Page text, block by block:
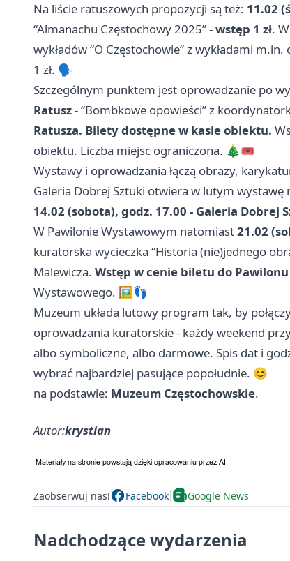
Na liście ratuszowych propozycji są też: 11.02
“Almanachu Częstochowy 2025” -wstęp 1 zł.
wykładów “O Częstochowie” z wykładami
1 zł. 🗣️
Szczególnym punktem jest oprowadzanie po
Ratusz- “Bombkowe opowieści” z
Ratusza. Bilety dostępne w kasie obiektu.
obiektu. Liczba miejsc ograniczona. 🎄🎟️
Wystawy i oprowadzania łączą obrazy,
Galeria Dobrej Sztuki otwiera w lutym
14.02 (sobota), godz. 17.00 - Galeria Dobrej
W Pawilonie Wystawowym natomiast21.02
kuratorska wycieczka “Historia (nie)jednego
Malewicza. Wstęp w cenie biletu do
Wystawowego. 🖼️👣
Muzeum układa lutowy program tak, by
oprowadzania kuratorskie - każdy weekend
albo symboliczne, albo darmowe. Spis dat i
wybrać najbardziej pasujące popołudnie. 😊
na podstawie: Muzeum Częstochowskie.
Autor:krystian
Zaobserwuj nas! Facebook Google News
Nadchodzące wydarzenia